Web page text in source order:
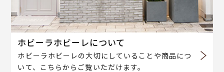
ホビーラホビーレについて
ホビーラホビーレの大切にしていることや商品につ
いて、こちらからご覧いただけます。